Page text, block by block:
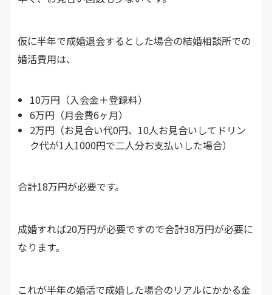
仮に半年で成婚退会するとした場合の結婚相談所での
婚活費用は、
10万円（入会金＋登録料）
6万円（月会費6ヶ月）
2万円（お見合い代0円、10人お見合いしてドリン
ク代が1人1000円で二人分お支払いした場合）
合計18万円が必要です。
成婚すれば20万円が必要ですので合計38万円が必要に
なります。
これが半年の婚活で成婚した場合のリアルにかかる金